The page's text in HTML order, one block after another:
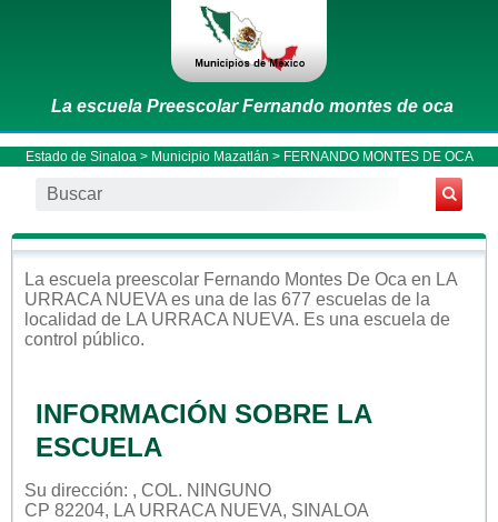
La escuela Preescolar Fernando montes de oca
Estado de Sinaloa > Municipio Mazatlán > FERNANDO MONTES DE OCA
La escuela preescolar Fernando Montes De Oca en LA
URRACA NUEVA es una de las 677 escuelas de la
localidad de LA URRACA NUEVA. Es una escuela de
control público.
INFORMACIÓN SOBRE LA
ESCUELA
Su dirección: , COL. NINGUNO
CP 82204, LA URRACA NUEVA, SINALOA